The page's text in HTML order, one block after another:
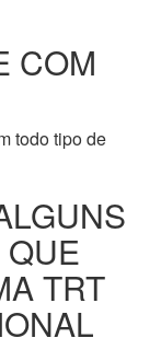
COM
todo tipo de
TRT